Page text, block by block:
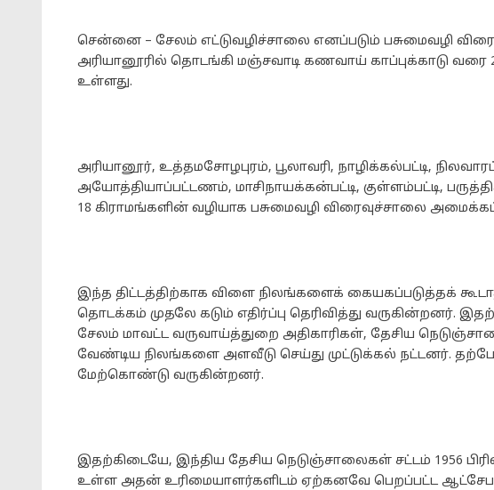
சென்னை – சேலம் எட்டுவழிச்சாலை எனப்படும் பசுமைவழி
அரியானூரில் தொடங்கி மஞ்சவாடி கணவாய் காப்புக்காடு
உள்ளது.
அரியானூர், உத்தமசோழபுரம், பூலாவரி, நாழிக்கல்பட்டி,
அயோத்தியாப்பட்டணம், மாசிநாயக்கன்பட்டி, குள்ளம்பட்டி,
18 கிராமங்களின் வழியாக பசுமைவழி விரைவுச்சாலை
இந்த திட்டத்திற்காக விளை நிலங்களைக் கையகப்படுத்தக்
தொடக்கம் முதலே கடும் எதிர்ப்பு தெரிவித்து வருகின்றனர்.
சேலம் மாவட்ட வருவாய்த்துறை அதிகாரிகள், தேசிய
வேண்டிய நிலங்களை அளவீடு செய்து முட்டுக்கல் நட்டனர்.
மேற்கொண்டு வருகின்றனர்.
இதற்கிடையே, இந்திய தேசிய நெடுஞ்சாலைகள் சட்டம் 1956
உள்ள அதன் உரிமையாளர்களிடம் ஏற்கனவே பெறப்பட்ட